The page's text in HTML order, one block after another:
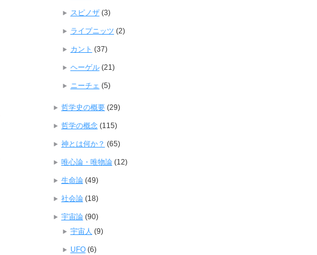
スピノザ(3)
ライプニッツ (2)
カント (37)
ヘーゲル(21)
ニーチェ (5)
哲学史の概要(29)
哲学の概念(115)
神とは何か？ (65)
唯心論・唯物論(12)
生命論(49)
社会論(18)
宇宙論(90)
宇宙人 (9)
UFO(6)